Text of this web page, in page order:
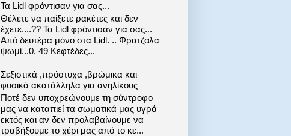
Τα Lidl φρόντισαν για σας...
Θέλετε να παίξετε ρακέτες και δεν
έχετε....?? Τα Lidl φρόντισαν για σας...
Από δευτέρα μόνο στα Lidl. .. Φρατζολα
ψωμί...0, 49 Κεφτέδες...
Σεξιστικά ,πρόστυχα ,βρώμικα και
φυσικά ακατάλληλα για ανηλίκους
Ποτέ δεν υποχρεώνουμε τη σύντροφο
μας να καταπιεί τα σωματικά μας υγρά
εκτός και αν δεν προλαβαίνουμε να
τραβήξουμε το χέρι μας από το κε...